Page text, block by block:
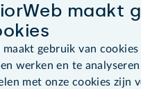
maakt
maakt gebruik van
werken en te
met onze cookies zijn